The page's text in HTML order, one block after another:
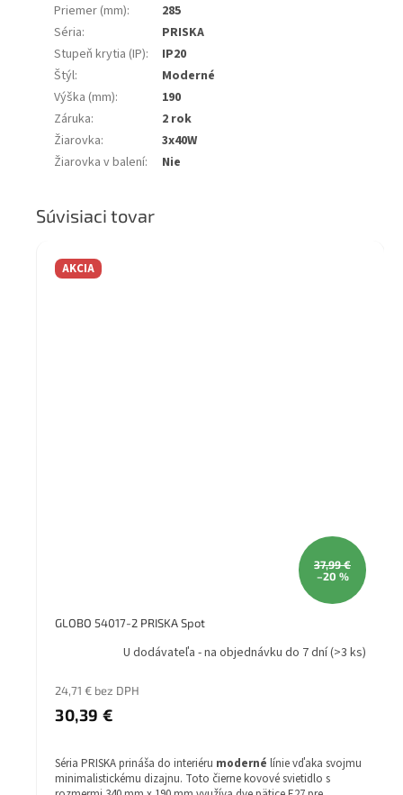
Priemer (mm):
285
Séria:
PRISKA
Stupeň krytia (IP):
IP20
Štýl:
Moderné
Výška (mm):
190
Záruka:
2 rok
Žiarovka:
3x40W
Žiarovka v balení: Nie
Súvisiaci tovar
AKCIA
37,99 €
–20 %
GLOBO 54017-2 PRISKA Spot
U dodávateľa - na objednávku do 7 dní(>3 ks)
24,71 € bez DPH
30,39 €
Séria PRISKA prináša do interiéru moderné línie vďaka svojmu
minimalistickému dizajnu. Toto čierne kovové svietidlo s